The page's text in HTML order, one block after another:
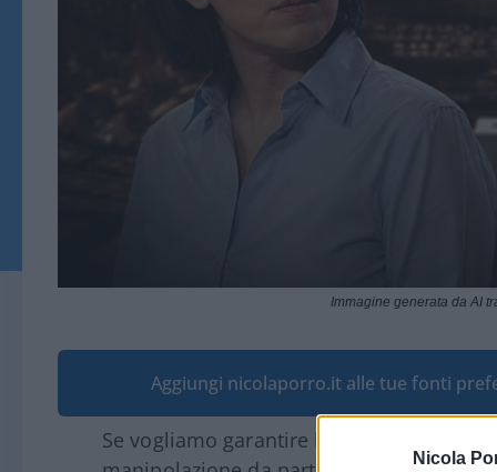
Nicola
Immagine generata da AI
Aggiungi nicolaporro.it alle tue fonti
Se vogliamo garantire la massima